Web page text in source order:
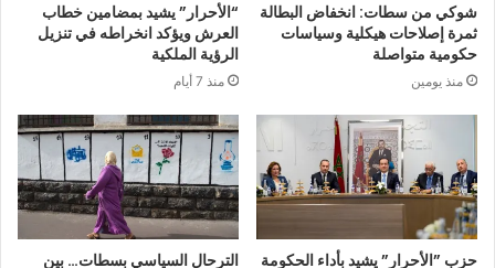
شوكي من سطات: انخفاض البطالة
ثمرة إصلاحات هيكلية وسياسات
حكومية متواصلة
منذ يومين
“الأحرار” يشيد بمضامين خطاب
العرش ويؤكد انخراطه في تنزيل
الرؤية الملكية
منذ 7 أيام
حزب ”الأحرار” يشيد بأداء الحكومة الترحال السياسي بسطات… بين